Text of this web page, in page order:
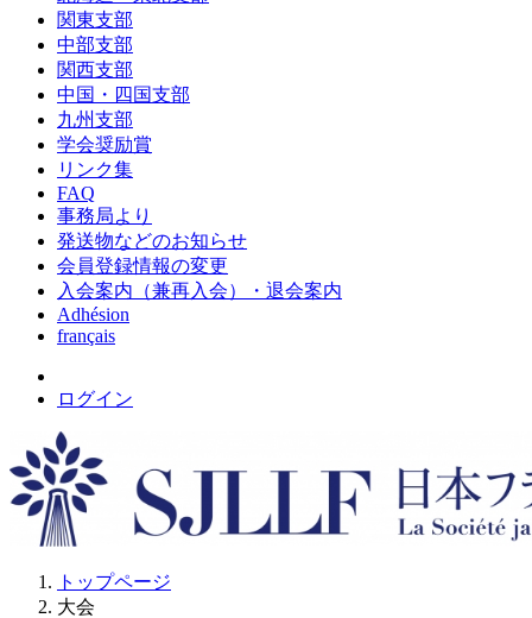
関東支部
中部支部
関西支部
中国・四国支部
九州支部
学会奨励賞
リンク集
FAQ
事務局より
発送物などのお知らせ
会員登録情報の変更
入会案内（兼再入会）・退会案内
Adhésion
français
ログイン
トップページ
大会